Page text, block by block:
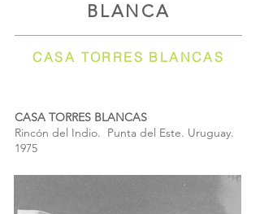
CASA TORRES BLANCAS
Rincón del Indio. Punta del Este. Uruguay.
1975
BLANCA
CASA TORRES BLANCAS